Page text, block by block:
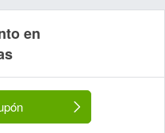
en